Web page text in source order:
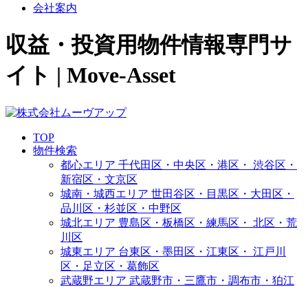
会社案内
収益・投資用物件情報専門サ
イト | Move-Asset
TOP
物件検索
都心エリア 千代田区・中央区・港区・ 渋谷区・
新宿区・文京区
城南・城西エリア 世田谷区・目黒区・大田区・
品川区・杉並区・中野区
城北エリア 豊島区・板橋区・練馬区・ 北区・荒
川区
城東エリア 台東区・墨田区・江東区・ 江戸川
区・足立区・葛飾区
武蔵野エリア 武蔵野市・三鷹市・調布市・ 狛江